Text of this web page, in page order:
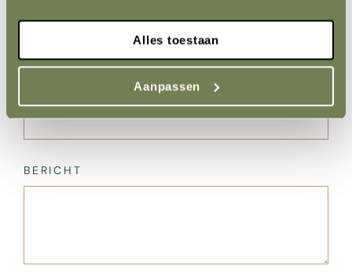
Alles toestaan
Aanpassen
NAAM
BERICHT